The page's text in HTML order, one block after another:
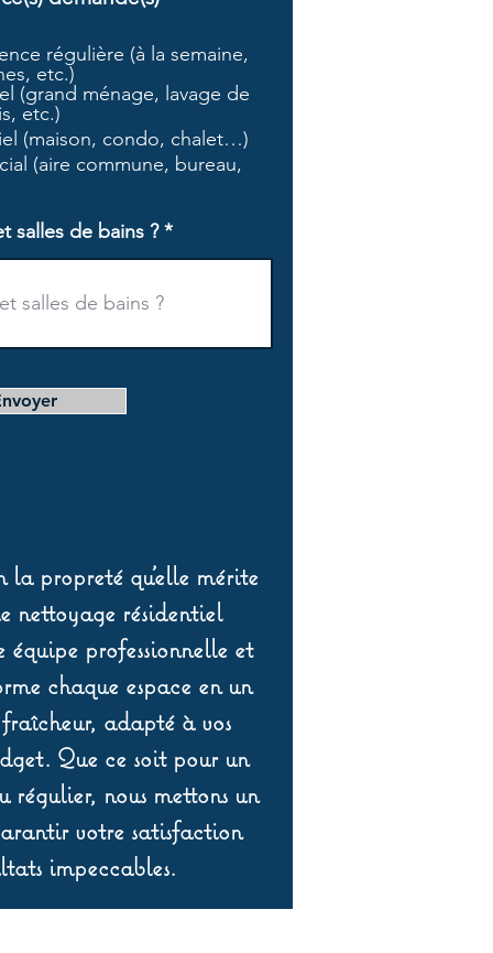
i
a
o
i
régulière (à la semaine,
etc.)
(grand ménage, lavage de
etc.)
(maison, condo, chalet…)
(aire commune, bureau,
salles de bains ?
propreté qu’elle mérite
nettoyage résidentiel
professionnelle et
chaque espace en un
adapté à vos
Que ce soit pour un
régulier, nous mettons un
votre satisfaction
impeccables.